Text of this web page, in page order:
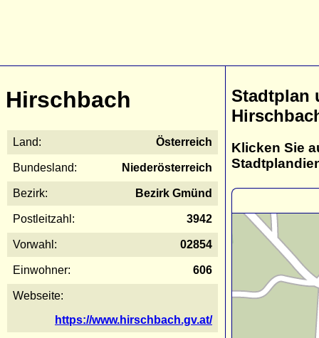
Hirschbach
Land: Österreich
Bundesland: Niederösterreich
Bezirk: Bezirk Gmünd
Postleitzahl: 3942
Vorwahl: 02854
Einwohner: 606
Webseite:
https://www.hirschbach.gv.at/
Stadtplan
Klicken Sie